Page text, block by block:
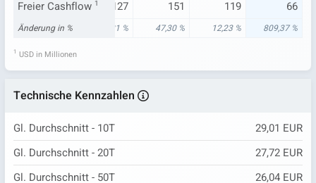
Freier Cashflow 1
7 127 151 119 66
Änderung in %
150,18 % 59,81 % 47,30 % 12,23 % 809,37 %
1 USD in Millionen
Technische Kennzahlen
Gl. Durchschnitt - 10T
29,01 EUR
Gl. Durchschnitt - 20T
27,72 EUR
Gl. Durchschnitt - 50T
26,04 EUR